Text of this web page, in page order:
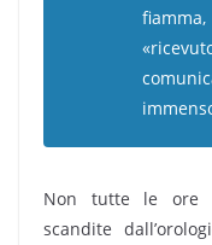
Non tutte le ore
scandite